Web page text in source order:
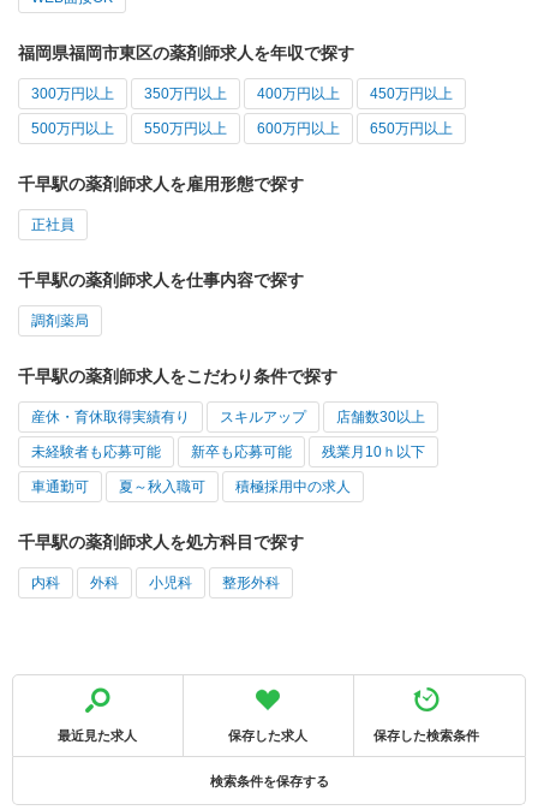
福岡県福岡市東区の薬剤師求人を年収で探す
300万円以上 350万円以上 400万円以上 450万円以上
500万円以上 550万円以上 600万円以上 650万円以上
千早駅の薬剤師求人を雇用形態で探す
正社員
千早駅の薬剤師求人を仕事内容で探す
調剤薬局
千早駅の薬剤師求人をこだわり条件で探す
産休・育休取得実績有り スキルアップ 店舗数30以上
未経験者も応募可能 新卒も応募可能 残業月10ｈ以下
車通勤可 夏～秋入職可 積極採用中の求人
千早駅の薬剤師求人を処方科目で探す
内科 外科 小児科 整形外科
最近見た求人 保存した求人 保存した検索条件
検索条件を保存する